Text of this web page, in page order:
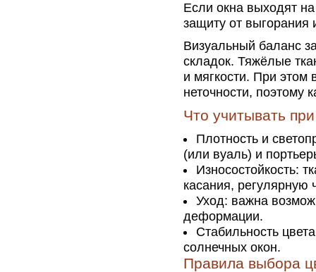
Если окна выходят
защиту от выгорания
Визуальный баланс
складок. Тяжёлые
и мягкости. При
неточности, поэтому
Что учитывать
Плотность и
(или вуаль) и
Износостойкость:
касания, регулярную
Уход: важна
деформации.
Стабильность
солнечных окон.
Правила выбора